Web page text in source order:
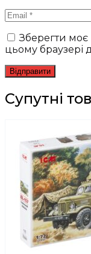
Зберегти моє
цьому браузері
Супутні